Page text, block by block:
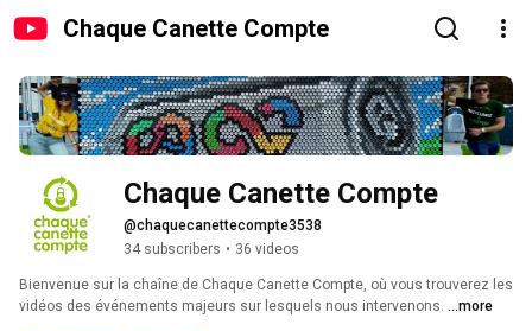
Chaque Canette Compte
Chaque Canette Compte
@chaquecanettecompte3538
34 subscribers • 36 videos
Bienvenue sur la chaîne de Chaque Canette Compte, où vous trouverez les
vidéos des événements majeurs sur lesquels nous intervenons. ...more